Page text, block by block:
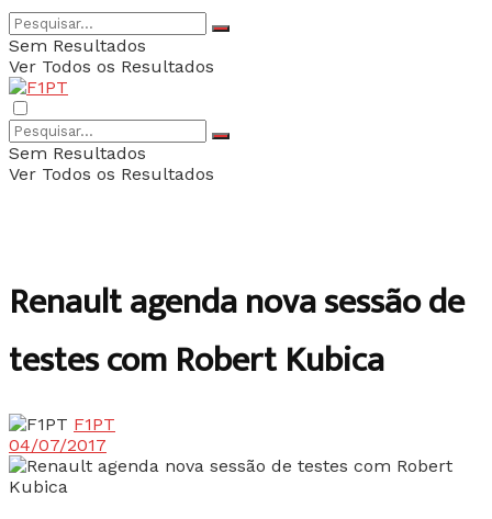
Sem Resultados
Ver Todos os Resultados
Sem Resultados
Ver Todos os Resultados
Renault agenda nova sessão de
testes com Robert Kubica
F1PT
04/07/2017